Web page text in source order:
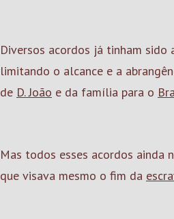
Diversos acordos já tinham
limitando o alcance e a
de D. João e da família para o
Mas todos esses acordos ainda
que visava mesmo o fim da